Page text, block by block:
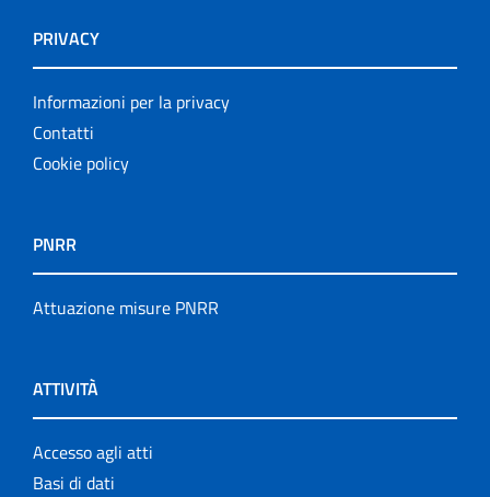
PRIVACY
Informazioni per la privacy
Contatti
Cookie policy
PNRR
Attuazione misure PNRR
ATTIVITÀ
Accesso agli atti
Basi di dati